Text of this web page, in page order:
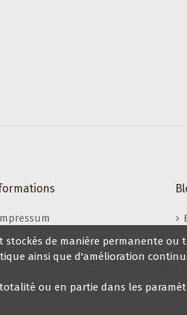
générales de vente
compte Veryfine
stockés de manière permanente
ainsi que d'amélioration
ou en partie dans les